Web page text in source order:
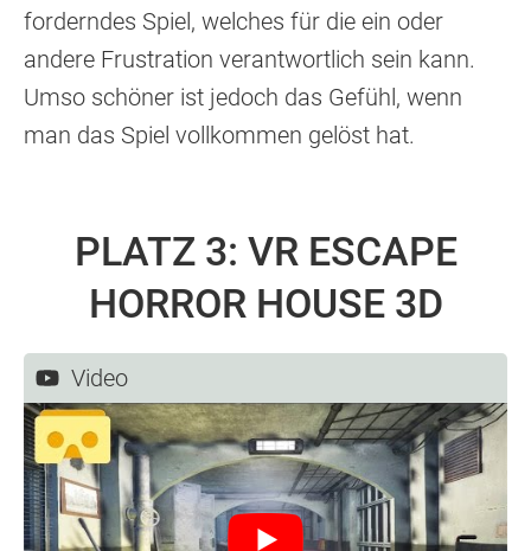
forderndes Spiel, welches für die ein oder
andere Frustration verantwortlich sein kann.
Umso schöner ist jedoch das Gefühl, wenn
man das Spiel vollkommen gelöst hat.
PLATZ 3: VR ESCAPE
HORROR HOUSE 3D
Video